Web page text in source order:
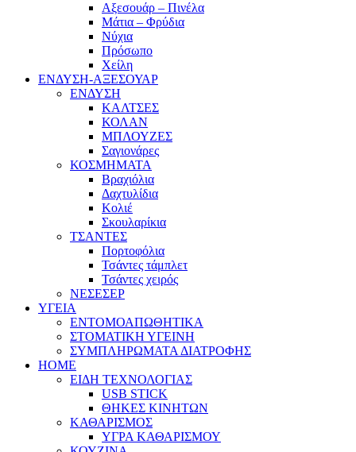
Αξεσουάρ – Πινέλα
Μάτια – Φρύδια
Νύχια
Πρόσωπο
Χείλη
ΕΝΔΥΣΗ-ΑΞΕΣΟΥΑΡ
ΕΝΔΥΣΗ
ΚΑΛΤΣΕΣ
ΚΟΛΑΝ
ΜΠΛΟΥΖΕΣ
Σαγιονάρες
ΚΟΣΜΗΜΑΤΑ
Βραχιόλια
Δαχτυλίδια
Κολιέ
Σκουλαρίκια
ΤΣΑΝΤΕΣ
Πορτοφόλια
Τσάντες τάμπλετ
Τσάντες χειρός
ΝΕΣΕΣΕΡ
ΥΓΕΙΑ
ΕΝΤΟΜΟΑΠΩΘΗΤΙΚΑ
ΣΤΟΜΑΤΙΚΗ ΥΓΕΙΝΗ
ΣΥΜΠΛΗΡΩΜΑΤΑ ΔΙΑΤΡΟΦΗΣ
HOME
ΕΙΔΗ ΤΕΧΝΟΛΟΓΙΑΣ
USB STICK
ΘΗΚΕΣ ΚΙΝΗΤΩΝ
ΚΑΘΑΡΙΣΜΟΣ
ΥΓΡΑ ΚΑΘΑΡΙΣΜΟΥ